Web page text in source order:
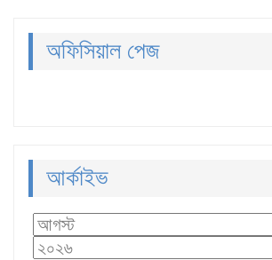
অফিসিয়াল পেজ
আর্কাইভ